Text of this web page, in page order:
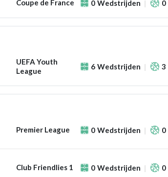
Coupe de France 0 Wedstrijden 0
UEFA Youth
League
6 Wedstrijden 3
Premier League 0 Wedstrijden 0
Club Friendlies 1 0 Wedstrijden 0